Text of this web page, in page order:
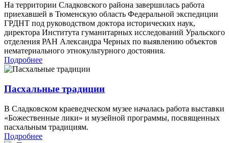
На территории Сладковского района завершилась работа
приехавшей в Тюменскую область Федеральной экспедиции
ГРДНТ под руководством доктора исторических наук,
директора Института гуманитарных исследований Уральского
отделения РАН Александра Черных по выявлению объектов
нематериального этнокультурного достояния.
Подробнее
Пасхальные традиции
В Сладковском краеведческом музее началась работа выставки
«Божественные лики» и музейной программы, посвященных
пасхальным традициям.
Подробнее